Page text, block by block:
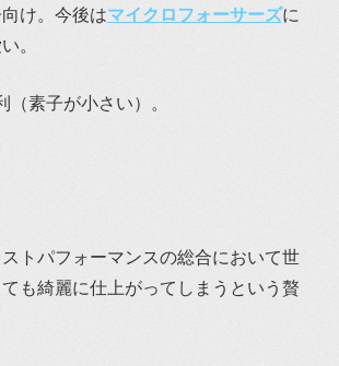
け。今後はマイクロフォーサーズに
。
素子が小さい）。
トパフォーマンスの総合において世
も綺麗に仕上がってしまうという贅